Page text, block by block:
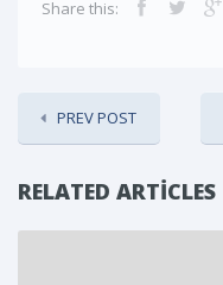
Share this:
PREV POST
RELATED ARTICLES